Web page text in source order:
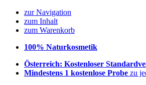
zur Navigation
zum Inhalt
zum Warenkorb
100% Naturkosmetik
Österreich: Kostenloser
Mindestens 1 kostenlose Probe zu